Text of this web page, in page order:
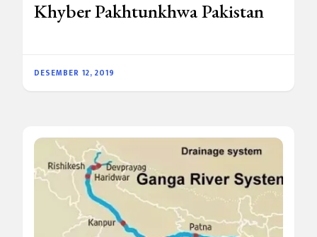
Khyber Pakhtunkhwa Pakistan
DESEMBER 12, 2019